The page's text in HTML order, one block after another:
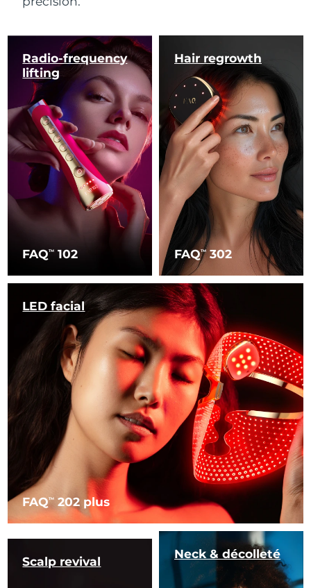
FAQTM 102
Radio-frequency
lifting
FAQTM302
Hair regrowth
FAQTM 202 plus
LED facial
Scalp revival
Neck & décolleté